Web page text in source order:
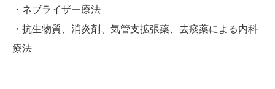
・ネブライザー療法
・抗生物質、消炎剤、気管支拡張薬、去痰薬による内科
療法